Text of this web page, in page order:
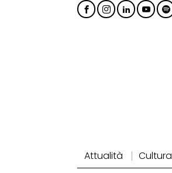
Attualità Cultura